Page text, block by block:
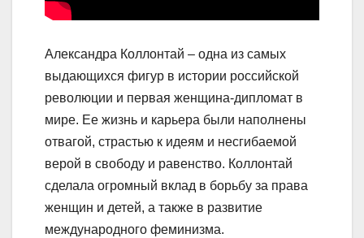
Александра Коллонтай – одна из самых
выдающихся фигур в истории российской
революции и первая женщина-дипломат в
мире. Ее жизнь и карьера были наполнены
отвагой, страстью к идеям и несгибаемой
верой в свободу и равенство. Коллонтай
сделала огромный вклад в борьбу за права
женщин и детей, а также в развитие
международного феминизма.